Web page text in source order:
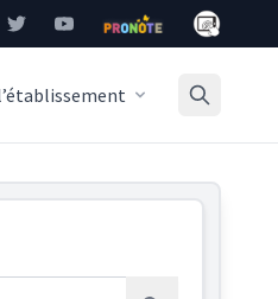
TwitterYouTubePronote Mon